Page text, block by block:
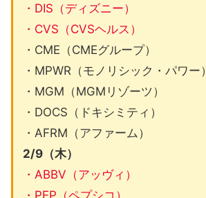
・DIS（ディズニー）
・CVS（CVSヘルス）
・CME（CMEグループ）
・MPWR（モノリシック・パワー）
・MGM（MGMリゾーツ）
・DOCS（ドキシミティ）
・AFRM（アファーム）
2/9（木）
・ABBV（アッヴィ）